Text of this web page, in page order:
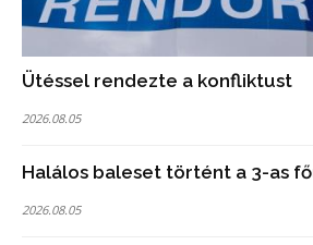
Ütéssel rendezte a konfliktust
2026.08.05
Halálos baleset történt a 3-as
2026.08.05